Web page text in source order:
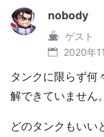
nobody
ゲスト
2020年
タンクに限らず何
解できていません。
どのタンクもいい